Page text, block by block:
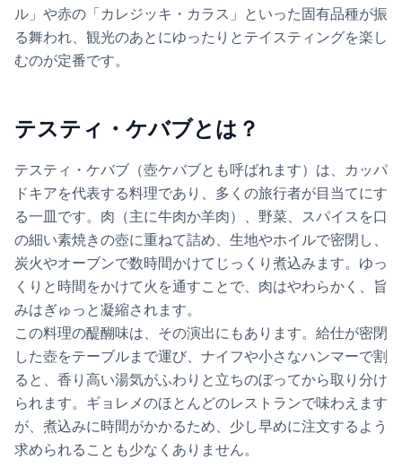
ル」や赤の「カレジッキ・カラス」といった固有品種が振
る舞われ、観光のあとにゆったりとテイスティングを楽し
むのが定番です。
テスティ・ケバブとは？
テスティ・ケバブ（壺ケバブとも呼ばれます）は、カッパ
ドキアを代表する料理であり、多くの旅行者が目当てにす
る一皿です。肉（主に牛肉か羊肉）、野菜、スパイスを口
の細い素焼きの壺に重ねて詰め、生地やホイルで密閉し、
炭火やオーブンで数時間かけてじっくり煮込みます。ゆっ
くりと時間をかけて火を通すことで、肉はやわらかく、旨
みはぎゅっと凝縮されます。
この料理の醍醐味は、その演出にもあります。給仕が密閉
した壺をテーブルまで運び、ナイフや小さなハンマーで割
ると、香り高い湯気がふわりと立ちのぼってから取り分け
られます。ギョレメのほとんどのレストランで味わえます
が、煮込みに時間がかかるため、少し早めに注文するよう
求められることも少なくありません。